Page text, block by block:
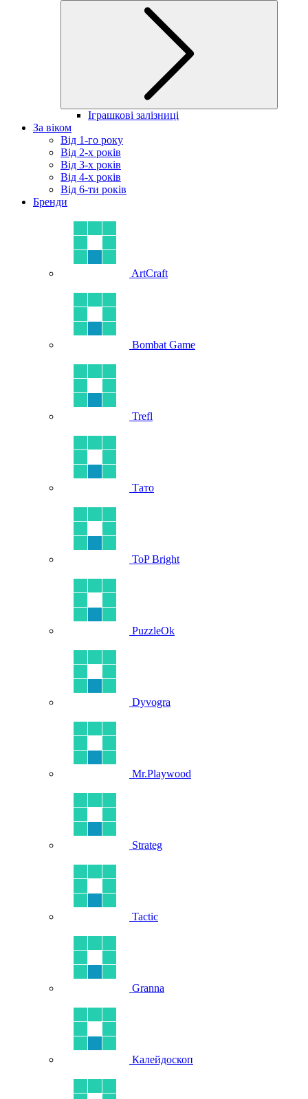
Іграшкові залізниці
За віком
Від 1-го року
Від 2-х років
Від 3-х років
Від 4-х років
Від 6-ти років
Бренди
ArtCraft
Bombat Game
Trefl
Тато
ToP Bright
PuzzleOk
Dyvogra
Mr.Playwood
Strateg
Tactic
Granna
Калейдоскоп